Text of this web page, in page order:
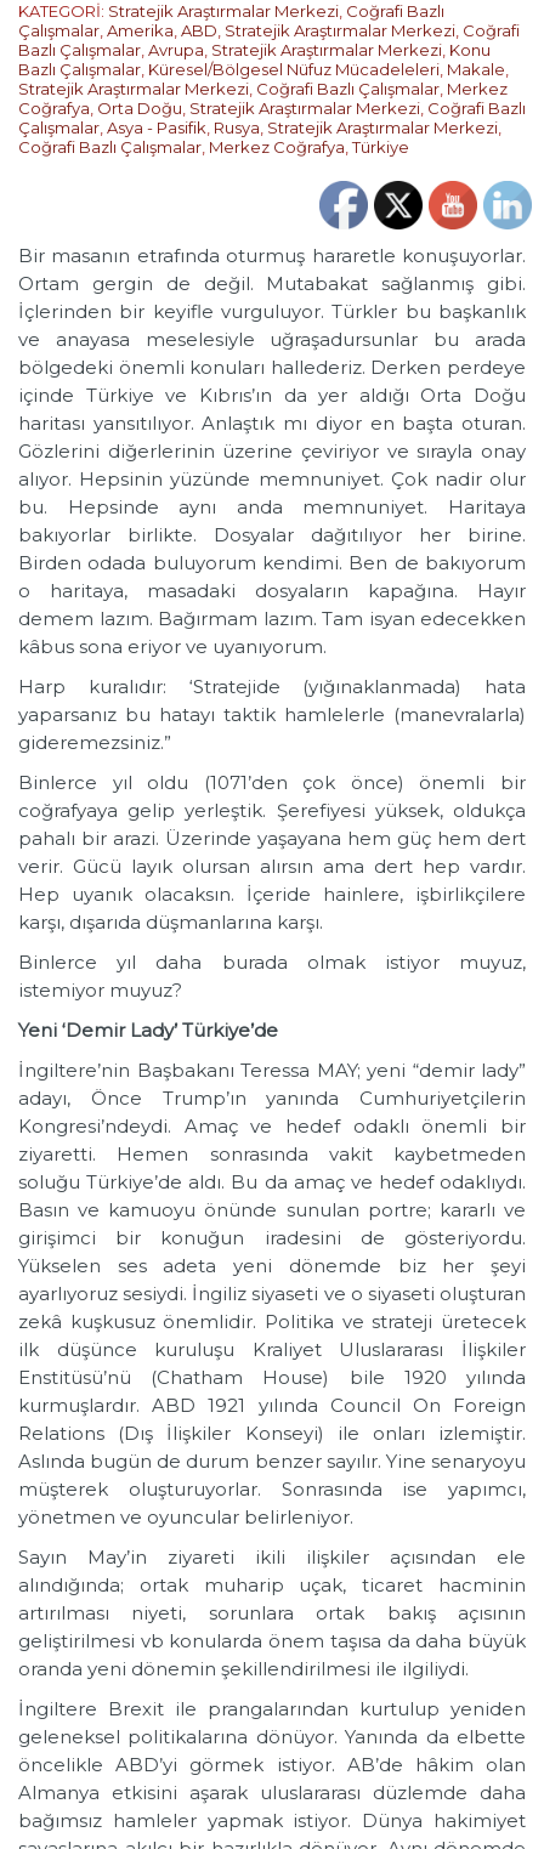
KATEGORİ: Stratejik Araştırmalar Merkezi Coğrafi Bazlı
Çalışmalar Amerika ABD Stratejik Araştırmalar Merkezi Coğrafi
Bazlı Çalışmalar Avrupa Stratejik Araştırmalar Merkezi Konu
Bazlı Çalışmalar Küresel/Bölgesel Nüfuz Mücadeleleri Makale
Stratejik Araştırmalar Merkezi Coğrafi Bazlı Çalışmalar Merkez
Coğrafya Orta Doğu Stratejik Araştırmalar Merkezi Coğrafi Bazlı
Çalışmalar Asya - Pasifik Rusya Stratejik Araştırmalar Merkezi
Coğrafi Bazlı Çalışmalar Merkez Coğrafya ,Türkiye
Bir masanın etrafında oturmuş hararetle konuşuyorlar.
Ortam gergin de değil. Mutabakat sağlanmış gibi.
İçlerinden bir keyifle vurguluyor. Türkler bu başkanlık
ve anayasa meselesiyle uğraşadursunlar bu arada
bölgedeki önemli konuları hallederiz. Derken perdeye
içinde Türkiye ve Kıbrıs’ın da yer aldığı Orta Doğu
haritası yansıtılıyor. Anlaştık mı diyor en başta oturan.
Gözlerini diğerlerinin üzerine çeviriyor ve sırayla onay
alıyor. Hepsinin yüzünde memnuniyet. Çok nadir olur
bu. Hepsinde aynı anda memnuniyet. Haritaya
bakıyorlar birlikte. Dosyalar dağıtılıyor her birine.
Birden odada buluyorum kendimi. Ben de bakıyorum
o haritaya, masadaki dosyaların kapağına. Hayır
demem lazım. Bağırmam lazım. Tam isyan edecekken
kâbus sona eriyor ve uyanıyorum.
Harp kuralıdır: ‘Stratejide (yığınaklanmada) hata
yaparsanız bu hatayı taktik hamlelerle (manevralarla)
gideremezsiniz.”
Binlerce yıl oldu (1071’den çok önce) önemli bir
coğrafyaya gelip yerleştik. Şerefiyesi yüksek, oldukça
pahalı bir arazi. Üzerinde yaşayana hem güç hem dert
verir. Gücü layık olursan alırsın ama dert hep vardır.
Hep uyanık olacaksın. İçeride hainlere, işbirlikçilere
karşı, dışarıda düşmanlarına karşı.
Binlerce yıl daha burada olmak istiyor muyuz,
istemiyor muyuz?
Yeni ‘Demir Lady’ Türkiye’de
İngiltere’nin Başbakanı Teressa MAY; yeni “demir lady”
adayı, Önce Trump’ın yanında Cumhuriyetçilerin
Kongresi’ndeydi. Amaç ve hedef odaklı önemli bir
ziyaretti. Hemen sonrasında vakit kaybetmeden
soluğu Türkiye’de aldı. Bu da amaç ve hedef odaklıydı.
Basın ve kamuoyu önünde sunulan portre; kararlı ve
girişimci bir konuğun iradesini de gösteriyordu.
Yükselen ses adeta yeni dönemde biz her şeyi
ayarlıyoruz sesiydi. İngiliz siyaseti ve o siyaseti oluşturan
zekâ kuşkusuz önemlidir. Politika ve strateji üretecek
ilk düşünce kuruluşu Kraliyet Uluslararası İlişkiler
Enstitüsü’nü (Chatham House) bile 1920 yılında
kurmuşlardır. ABD 1921 yılında Council On Foreign
Relations (Dış İlişkiler Konseyi) ile onları izlemiştir.
Aslında bugün de durum benzer sayılır. Yine senaryoyu
müşterek oluşturuyorlar. Sonrasında ise yapımcı,
yönetmen ve oyuncular belirleniyor.
Sayın May’in ziyareti ikili ilişkiler açısından ele
alındığında; ortak muharip uçak, ticaret hacminin
artırılması niyeti, sorunlara ortak bakış açısının
geliştirilmesi vb konularda önem taşısa da daha büyük
oranda yeni dönemin şekillendirilmesi ile ilgiliydi.
İngiltere Brexit ile prangalarından kurtulup yeniden
geleneksel politikalarına dönüyor. Yanında da elbette
öncelikle ABD’yi görmek istiyor. AB’de hâkim olan
Almanya etkisini aşarak uluslararası düzlemde daha
bağımsız hamleler yapmak istiyor. Dünya hakimiyet